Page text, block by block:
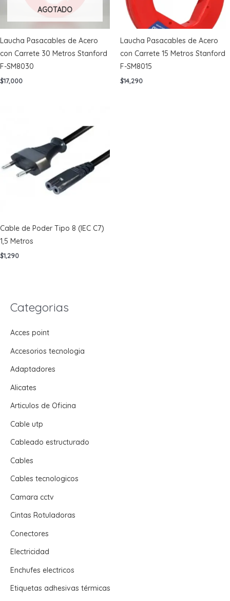
Categorias
Acces point
Accesorios tecnologia
Adaptadores
Alicates
Articulos de Oficina
Cable utp
Cableado estructurado
Cables
Cables tecnologicos
Camara cctv
Cintas Rotuladoras
Conectores
Electricidad
Enchufes electricos
Etiquetas adhesivas térmicas
AGOTADO
Laucha Pasacables de Acero
con Carrete 30 Metros Stanford
F-SM8030
$17,000
Laucha Pasacables de Acero
con Carrete 15 Metros Stanford
F-SM8015
$14,290
Cable de Poder Tipo 8 (IEC C7)
1,5 Metros
$1,290